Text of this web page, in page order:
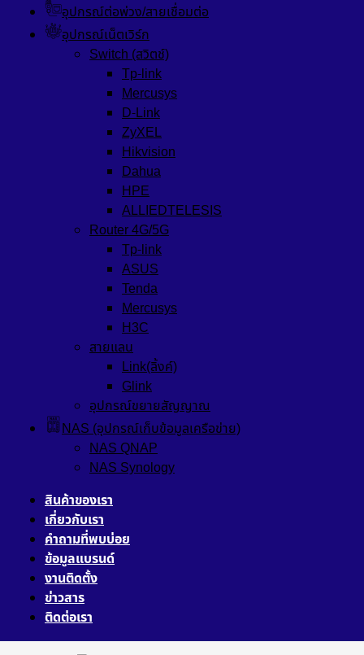
อุปกรณ์ต่อพ่วง/สายเชื่อมต่อ
อุปกรณ์เน็ตเวิร์ก
Switch (สวิตช์)
Tp-link
Mercusys
D-Link
ZyXEL
Hikvision
Dahua
HPE
ALLIEDTELESIS
Router 4G/5G
Tp-link
ASUS
Tenda
Mercusys
H3C
สายแลน
Link(ลิ้งค์)
Glink
อุปกรณ์ขยายสัญญาณ
NAS (อุปกรณ์เก็บข้อมูลเครือข่าย)
NAS QNAP
NAS Synology
สินค้าของเรา
เกี่ยวกับเรา
คำถามที่พบบ่อย
ข้อมูลแบรนด์
งานติดตั้ง
ข่าวสาร
ติดต่อเรา